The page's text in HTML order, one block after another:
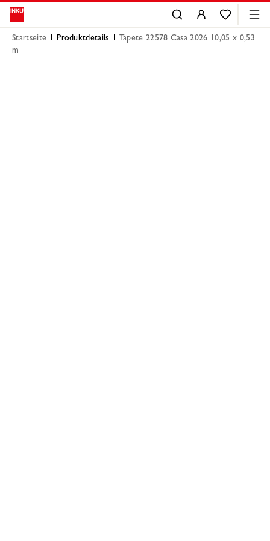
Startseite Produktdetails
Tapete 22578 Casa 2026 10,05 x 0,53
m